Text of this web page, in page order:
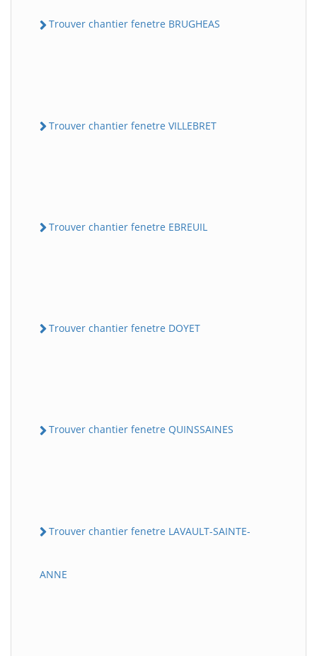
Trouver chantier fenetre BRUGHEAS
Trouver chantier fenetre VILLEBRET
Trouver chantier fenetre EBREUIL
Trouver chantier fenetre DOYET
Trouver chantier fenetre QUINSSAINES
Trouver chantier fenetre LAVAULT-SAINTE-
ANNE